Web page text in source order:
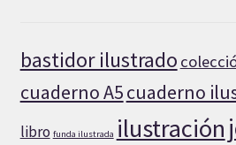
bastidor ilustrado
cuaderno A5cuaderno
libro funda ilustrada ilustración